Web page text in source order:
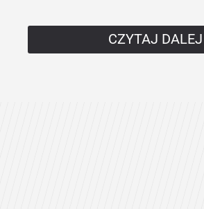
CZYTAJ DALEJ